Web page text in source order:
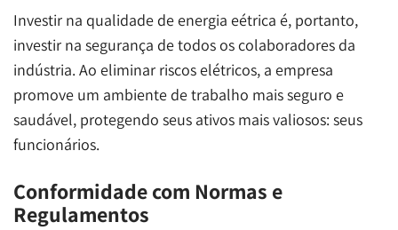
Investir na qualidade de energia eétrica é, portanto,
investir na segurança de todos os colaboradores da
indústria. Ao eliminar riscos elétricos, a empresa
promove um ambiente de trabalho mais seguro e
saudável, protegendo seus ativos mais valiosos: seus
funcionários.
Conformidade com Normas e
Regulamentos